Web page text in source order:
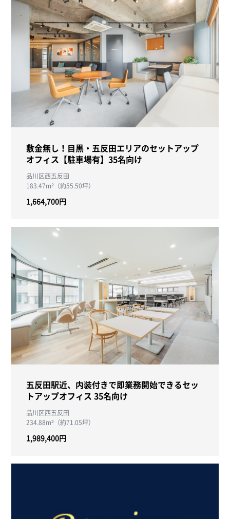
敷金無し！目黒・五反田エリアのセットアップ
オフィス【駐車場有】35名向け
品川区西五反田
183.47m²（約55.50坪）
1,664,700円
五反田駅近、内装付きで即業務開始できるセッ
トアップオフィス 35名向け
品川区西五反田
234.88m²（約71.05坪）
1,989,400円